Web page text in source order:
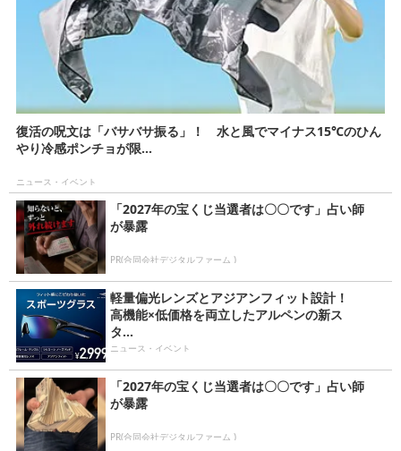
復活の呪文は「バサバサ振る」！ 水と風でマイナス15℃のひん
やり冷感ポンチョが限...
ニュース・イベント
「2027年の宝くじ当選者は〇〇です」占い師
が暴露
PR(合同会社デジタルファーム )
軽量偏光レンズとアジアンフィット設計！
高機能×低価格を両立したアルペンの新ス
タ...
ニュース・イベント
「2027年の宝くじ当選者は〇〇です」占い師
が暴露
PR(合同会社デジタルファーム )